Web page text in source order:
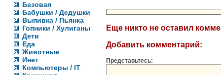
Базовая
Бабушки / Дедушки
Выпивка / Пьянка
Гопники / Хулиганы
Дети
Еда
Животные
Инет
Компьютеры / IT
Еще никто не оставил
Добавить комментарий:
Представьтесь: